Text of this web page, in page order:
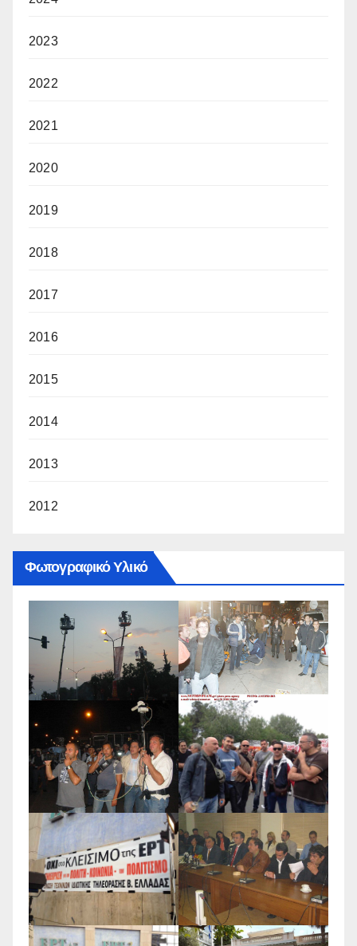
2023
2022
2021
2020
2019
2018
2017
2016
2015
2014
2013
2012
Φωτογραφικό Υλικό